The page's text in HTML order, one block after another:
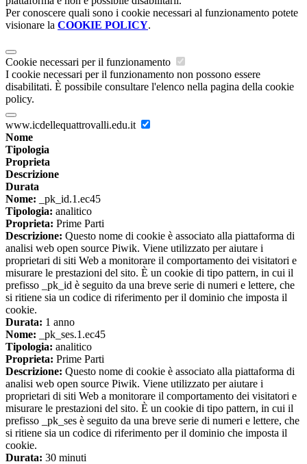
Per conoscere quali sono i cookie necessari al funzionamento potete
visionare la COOKIE POLICY.
Cookie necessari per il funzionamento
I cookie necessari per il funzionamento non possono essere
disabilitati. È possibile consultare l'elenco nella pagina della cookie
policy.
www.icdellequattrovalli.edu.it
Nome
Tipologia
Proprieta
Descrizione
Durata
Nome: _pk_id.1.ec45
Tipologia: analitico
Proprieta: Prime Parti
Descrizione: Questo nome di cookie è associato alla piattaforma di
analisi web open source Piwik. Viene utilizzato per aiutare i
proprietari di siti Web a monitorare il comportamento dei visitatori e
misurare le prestazioni del sito. È un cookie di tipo pattern, in cui il
prefisso _pk_id è seguito da una breve serie di numeri e lettere, che
si ritiene sia un codice di riferimento per il dominio che imposta il
cookie.
Durata: 1 anno
Nome: _pk_ses.1.ec45
Tipologia: analitico
Proprieta: Prime Parti
Descrizione: Questo nome di cookie è associato alla piattaforma di
analisi web open source Piwik. Viene utilizzato per aiutare i
proprietari di siti Web a monitorare il comportamento dei visitatori e
misurare le prestazioni del sito. È un cookie di tipo pattern, in cui il
prefisso _pk_ses è seguito da una breve serie di numeri e lettere, che
si ritiene sia un codice di riferimento per il dominio che imposta il
cookie.
Durata: 30 minuti